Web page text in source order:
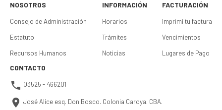
NOSOTROS
Consejo de Administración
Estatuto
Recursos Humanos
INFORMACIÓN
Horarios
Trámites
Noticias
FACTURACIÓN
Imprimí tu factura
Vencimientos
Lugares de Pago
CONTACTO
03525 - 466201
José Alice esq. Don Bosco. Colonia Caroya. CBA.